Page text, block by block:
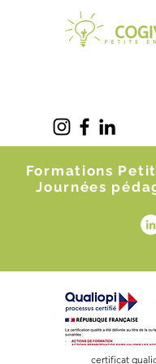
Formations
Journées
certificat